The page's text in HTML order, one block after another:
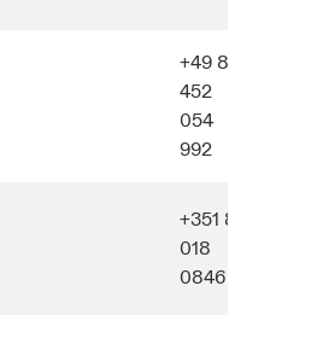
+49 89
452
054
992
+351 80
018
0846